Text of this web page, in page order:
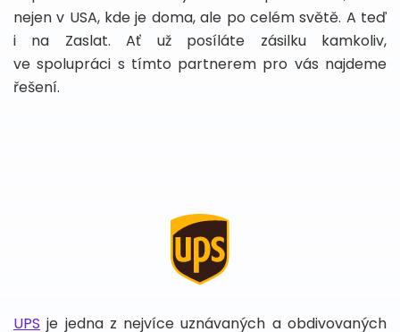
nejen v USA, kde je doma, ale po celém světě. A teď
i na Zaslat. Ať už posíláte zásilku kamkoliv,
ve spolupráci s tímto partnerem pro vás najdeme
řešení.
UPS je jedna z nejvíce uznávaných a obdivovaných